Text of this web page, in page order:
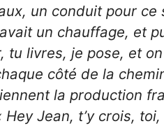
un conduit pour
un chauffage, et
tu livres, je pose, et
côté de la
la production
Jean, t’y crois,